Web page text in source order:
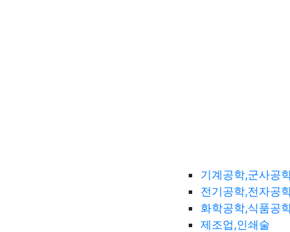
기계공학,군사공
전기공학,전자공
화학공학,식품공
제조업,인쇄술